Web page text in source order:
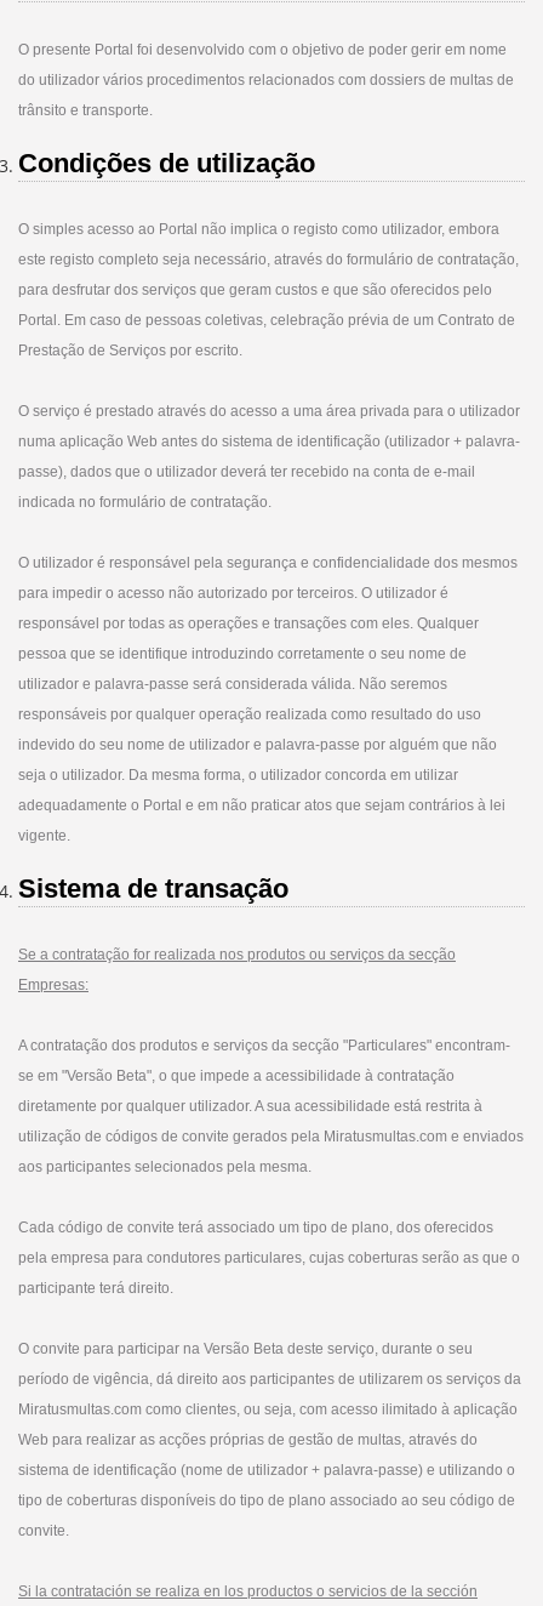
O presente Portal foi desenvolvido com o objetivo de poder gerir em nome
do utilizador vários procedimentos relacionados com dossiers de multas de
trânsito e transporte.
Condições de utilização
O simples acesso ao Portal não implica o registo como utilizador, embora
este registo completo seja necessário, através do formulário de contratação,
para desfrutar dos serviços que geram custos e que são oferecidos pelo
Portal. Em caso de pessoas coletivas, celebração prévia de um Contrato de
Prestação de Serviços por escrito.
O serviço é prestado através do acesso a uma área privada para o utilizador
numa aplicação Web antes do sistema de identificação (utilizador + palavra-
passe), dados que o utilizador deverá ter recebido na conta de e-mail
indicada no formulário de contratação.
O utilizador é responsável pela segurança e confidencialidade dos mesmos
para impedir o acesso não autorizado por terceiros. O utilizador é
responsável por todas as operações e transações com eles. Qualquer
pessoa que se identifique introduzindo corretamente o seu nome de
utilizador e palavra-passe será considerada válida. Não seremos
responsáveis por qualquer operação realizada como resultado do uso
indevido do seu nome de utilizador e palavra-passe por alguém que não
seja o utilizador. Da mesma forma, o utilizador concorda em utilizar
adequadamente o Portal e em não praticar atos que sejam contrários à lei
vigente.
Sistema de transação
Se a contratação for realizada nos produtos ou serviços da secção
Empresas:
A contratação dos produtos e serviços da secção "Particulares" encontram-
se em "Versão Beta", o que impede a acessibilidade à contratação
diretamente por qualquer utilizador. A sua acessibilidade está restrita à
utilização de códigos de convite gerados pela Miratusmultas.com e enviados
aos participantes selecionados pela mesma.
Cada código de convite terá associado um tipo de plano, dos oferecidos
pela empresa para condutores particulares, cujas coberturas serão as que o
participante terá direito.
O convite para participar na Versão Beta deste serviço, durante o seu
período de vigência, dá direito aos participantes de utilizarem os serviços da
Miratusmultas.com como clientes, ou seja, com acesso ilimitado à aplicação
Web para realizar as acções próprias de gestão de multas, através do
sistema de identificação (nome de utilizador + palavra-passe) e utilizando o
tipo de coberturas disponíveis do tipo de plano associado ao seu código de
convite.
Si la contratación se realiza en los productos o servicios de la sección